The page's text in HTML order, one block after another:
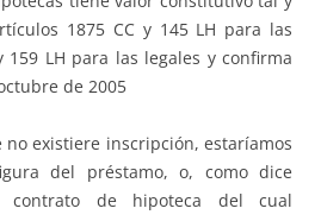
1875 CC y 145 LH para las
159 LH para las legales y confirma
de 2005
existiere inscripción, estaríamos
del préstamo, o, como dice
contrato de hipoteca del cual